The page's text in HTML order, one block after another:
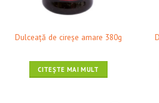
Dulceaţă de cireşe amare 380g
CITEȘTE MAI MULT